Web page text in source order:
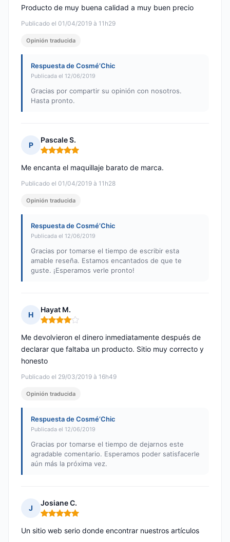
Publicado el 01/04/2019 à 11h29
Producto de muy buena calidad a muy buen precio
Opinión traducida
Respuesta de Cosmé’Chic
Publicada el 12/06/2019
Gracias por compartir su opinión con nosotros.
Hasta pronto.
P
Pascale S.
Nota: 5 de 5
Publicado el 01/04/2019 à 11h28
Me encanta el maquillaje barato de marca.
Opinión traducida
Respuesta de Cosmé’Chic
Publicada el 12/06/2019
Gracias por tomarse el tiempo de escribir esta
amable reseña. Estamos encantados de que te
guste. ¡Esperamos verle pronto!
H
Hayat M.
Nota: 4 de 5
Publicado el 29/03/2019 à 16h49
Me devolvieron el dinero inmediatamente después de
declarar que faltaba un producto. Sitio muy correcto y
honesto
Opinión traducida
Respuesta de Cosmé’Chic
Publicada el 12/06/2019
Gracias por tomarse el tiempo de dejarnos este
agradable comentario. Esperamos poder satisfacerle
aún más la próxima vez.
J
Josiane C.
Nota: 5 de 5
Un sitio web serio donde encontrar nuestros artículos